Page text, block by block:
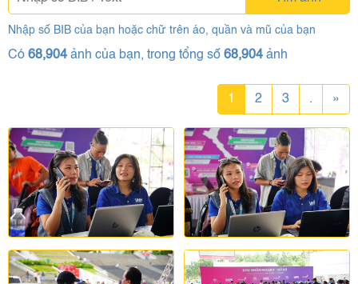
Nhập số BIB của bạn hoặc chữ trên áo, quần và mũ của bạn
Có 68,904 ảnh của bạn, trong tổng số 68,904 ảnh
1 2 3 . »